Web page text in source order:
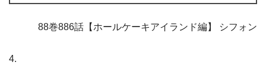
88巻886話【ホールケーキアイランド編】 シフォン
4.